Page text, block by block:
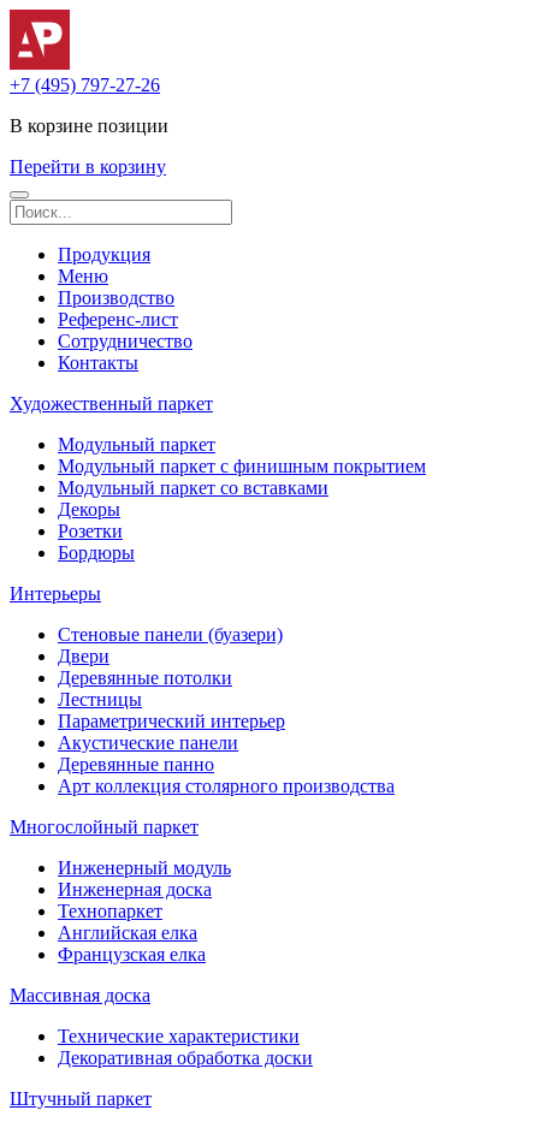
+7 (495) 797-27-26
В корзине позиции
Перейти в корзину
Продукция
Меню
Производство
Референс-лист
Сотрудничество
Контакты
Художественный паркет
Модульный паркет
Модульный паркет с финишным покрытием
Модульный паркет со вставками
Декоры
Розетки
Бордюры
Интерьеры
Стеновые панели (буазери)
Двери
Деревянные потолки
Лестницы
Параметрический интерьер
Акустические панели
Деревянные панно
Арт коллекция столярного производства
Многослойный паркет
Инженерный модуль
Инженерная доска
Технопаркет
Английская елка
Французская елка
Массивная доска
Технические характеристики
Декоративная обработка доски
Штучный паркет